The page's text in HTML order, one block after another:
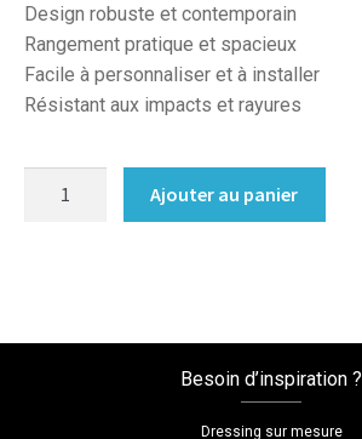
Design robuste et contemporain
Rangement pratique et spacieux
Facile à personnaliser et à installer
Résistant aux impacts et rayures
Ajouter au panier
Besoin d’inspiration ?
Dressing sur mesure